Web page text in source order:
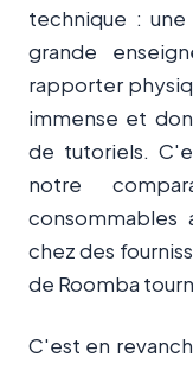
technique :
grande
rapporter
immense et
de tutoriels.
notre
consommables
chez des
de Roomba
C'est en